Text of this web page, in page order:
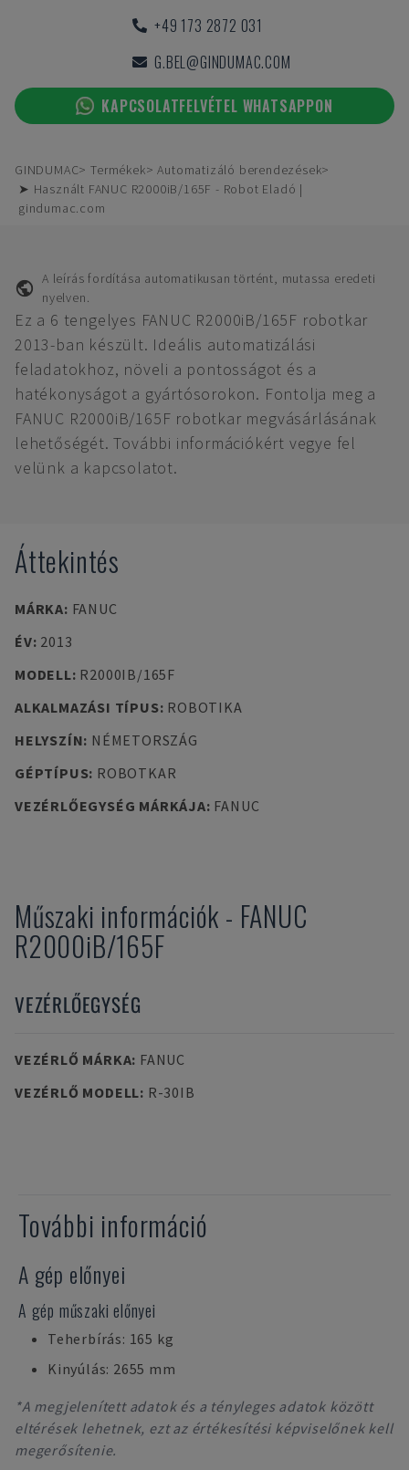
+49 173 2872 031
G.BEL@GINDUMAC.COM
KAPCSOLATFELVÉTEL WHATSAPPON
GINDUMAC Termékek
Automatizáló berendezések
➤ Használt FANUC R2000iB/165F - Robot Eladó |
gindumac.com
A leírás fordítása automatikusan történt, mutassa eredeti
nyelven.
Ez a 6 tengelyes FANUC R2000iB/165F robotkar
2013-ban készült. Ideális automatizálási
feladatokhoz, növeli a pontosságot és a
hatékonyságot a gyártósorokon. Fontolja meg a
FANUC R2000iB/165F robotkar megvásárlásának
lehetőségét. További információkért vegye fel
velünk a kapcsolatot.
Áttekintés
MÁRKA: FANUC
ÉV: 2013
MODELL: R2000IB/165F
ALKALMAZÁSI TÍPUS: ROBOTIKA
HELYSZÍN: NÉMETORSZÁG
GÉPTÍPUS: ROBOTKAR
VEZÉRLŐEGYSÉG MÁRKÁJA: FANUC
Műszaki információk - FANUC
R2000iB/165F
VEZÉRLŐEGYSÉG
VEZÉRLŐ MÁRKA: FANUC
VEZÉRLŐ MODELL: R-30IB
További információ
A gép előnyei
A gép műszaki előnyei
Teherbírás: 165 kg
Kinyúlás: 2655 mm
*A megjelenített adatok és a tényleges adatok között
eltérések lehetnek, ezt az értékesítési képviselőnek kell
megerősítenie.